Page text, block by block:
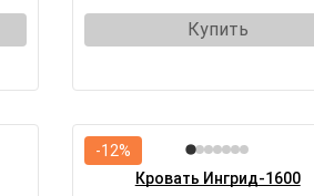
Купить
Кровать Ингрид-1600
-12%